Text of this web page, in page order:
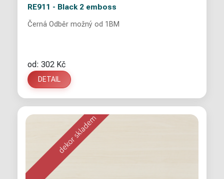
RE911 - Black 2 emboss
Černá Odběr možný od 1BM
od: 302 Kč
DETAIL